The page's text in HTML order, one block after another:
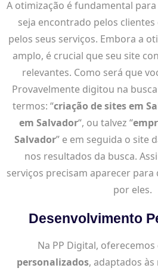
A otimização é fundamental
seja encontrado pelos
pelos seus serviços. Embora a
amplo, é crucial que seu site
relevantes. Como será que
Provavelmente digitou na
termos: “criação de sites em
em Salvador“, ou talvez “
Salvador” e em seguida o site
nos resultados da busca.
serviços precisam aparecer
por eles.
Desenvolvimento
Na PP Digital, oferecemos
personalizados, adaptados às